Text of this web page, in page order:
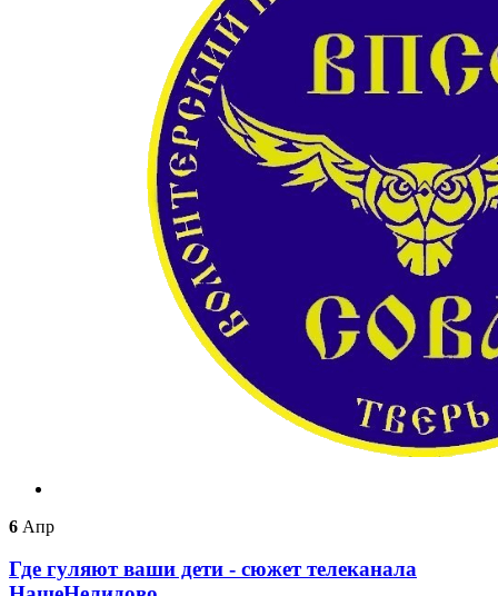
6 Апр
Где гуляют ваши дети - сюжет телеканала